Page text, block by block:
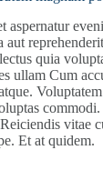
aspernatur
quia
ullam Cum
vitae
Et at quidem.